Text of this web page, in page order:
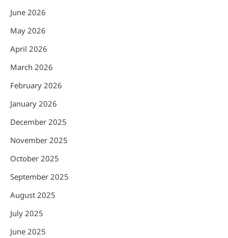
June 2026
May 2026
April 2026
March 2026
February 2026
January 2026
December 2025
November 2025
October 2025
September 2025
August 2025
July 2025
June 2025